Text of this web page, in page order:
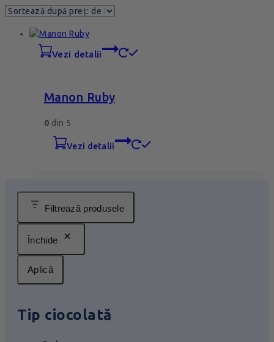
vezi detalii
Manon Ruby
0 din 5
vezi detalii
Filtrează produsele
Închide
Aplică
Tip ciocolată